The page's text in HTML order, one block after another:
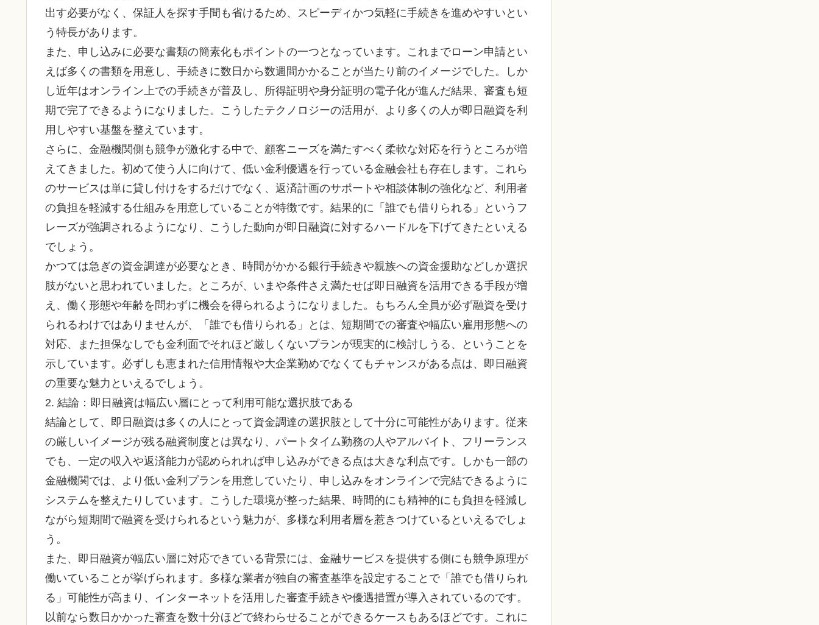
出す必要がなく、保証人を探す手間も省けるため、スピーディかつ気軽に手続きを進めやすいとい
う特長があります。
また、申し込みに必要な書類の簡素化もポイントの一つとなっています。これまでローン申請とい
えば多くの書類を用意し、手続きに数日から数週間かかることが当たり前のイメージでした。しか
し近年はオンライン上での手続きが普及し、所得証明や身分証明の電子化が進んだ結果、審査も短
期で完了できるようになりました。こうしたテクノロジーの活用が、より多くの人が即日融資を利
用しやすい基盤を整えています。
さらに、金融機関側も競争が激化する中で、顧客ニーズを満たすべく柔軟な対応を行うところが増
えてきました。初めて使う人に向けて、低い金利優遇を行っている金融会社も存在します。これら
のサービスは単に貸し付けをするだけでなく、返済計画のサポートや相談体制の強化など、利用者
の負担を軽減する仕組みを用意していることが特徴です。結果的に「誰でも借りられる」というフ
レーズが強調されるようになり、こうした動向が即日融資に対するハードルを下げてきたといえる
でしょう。
かつては急ぎの資金調達が必要なとき、時間がかかる銀行手続きや親族への資金援助などしか選択
肢がないと思われていました。ところが、いまや条件さえ満たせば即日融資を活用できる手段が増
え、働く形態や年齢を問わずに機会を得られるようになりました。もちろん全員が必ず融資を受け
られるわけではありませんが、「誰でも借りられる」とは、短期間での審査や幅広い雇用形態への
対応、また担保なしでも金利面でそれほど厳しくないプランが現実的に検討しうる、ということを
示しています。必ずしも恵まれた信用情報や大企業勤めでなくてもチャンスがある点は、即日融資
の重要な魅力といえるでしょう。
2. 結論：即日融資は幅広い層にとって利用可能な選択肢である
結論として、即日融資は多くの人にとって資金調達の選択肢として十分に可能性があります。従来
の厳しいイメージが残る融資制度とは異なり、パートタイム勤務の人やアルバイト、フリーランス
でも、一定の収入や返済能力が認められれば申し込みができる点は大きな利点です。しかも一部の
金融機関では、より低い金利プランを用意していたり、申し込みをオンラインで完結できるように
システムを整えたりしています。こうした環境が整った結果、時間的にも精神的にも負担を軽減し
ながら短期間で融資を受けられるという魅力が、多様な利用者層を惹きつけているといえるでしょ
う。
また、即日融資が幅広い層に対応できている背景には、金融サービスを提供する側にも競争原理が
働いていることが挙げられます。多様な業者が独自の審査基準を設定することで「誰でも借りられ
る」可能性が高まり、インターネットを活用した審査手続きや優遇措置が導入されているのです。
以前なら数日かかった審査を数十分ほどで終わらせることができるケースもあるほどです。これに